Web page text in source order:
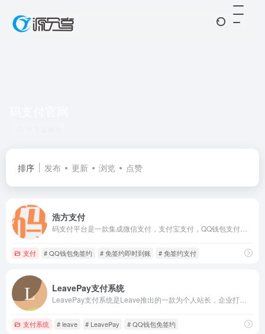
排序 发布 更新 浏览 点赞
浩方支付
支付 # QQ钱包免签约 # 免签约即时到账 # 免签约支付
LeavePay支付系统
支付系统 # leave # LeavePay # QQ钱包免签约